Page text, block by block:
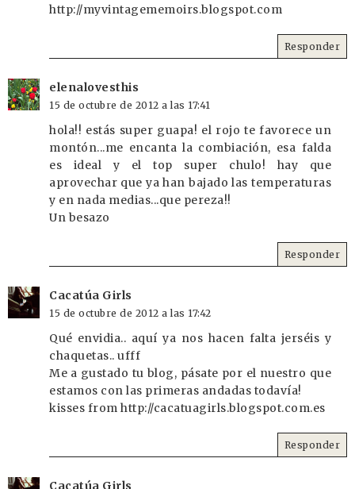
http://myvintagememoirs.blogspot.com
Responder
elenalovesthis
15 de octubre de 2012 a las 17:41
hola!! estás super guapa! el rojo te favorece un
montón...me encanta la combiación, esa falda
es ideal y el top super chulo! hay que
aprovechar que ya han bajado las temperaturas
y en nada medias...que pereza!!
Un besazo
Responder
Cacatúa Girls
15 de octubre de 2012 a las 17:42
Qué envidia.. aquí ya nos hacen falta jerséis y
chaquetas.. ufff
Me a gustado tu blog, pásate por el nuestro que
estamos con las primeras andadas todavía!
kisses from http://cacatuagirls.blogspot.com.es
Responder
Cacatúa Girls